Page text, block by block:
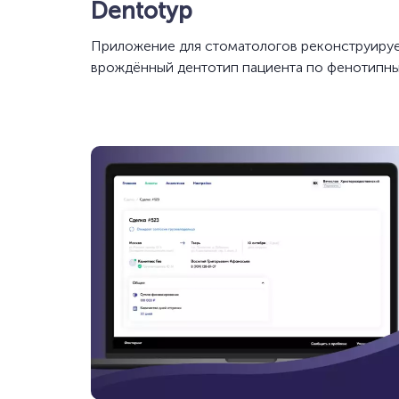
Dentotyp
Приложение для стоматологов
врождённый дентотип пациента по